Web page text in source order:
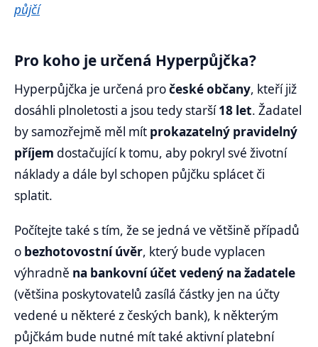
půjčí
Pro koho je určená Hyperpůjčka?
Hyperpůjčka je určená pročeské občany, kteří již
dosáhli plnoletosti a jsou tedy starší18 let. Žadatel
by samozřejmě měl mít prokazatelný pravidelný
příjem dostačující k tomu, aby pokryl své životní
náklady a dále byl schopen půjčku splácet či
splatit.
Počítejte také s tím, že se jedná ve většině případů
o bezhotovostní úvěr, který bude vyplacen
výhradně na bankovní účet vedený na žadatele
(většina poskytovatelů zasílá částky jen na účty
vedené u některé z českých bank), k některým
půjčkám bude nutné mít také aktivní platební